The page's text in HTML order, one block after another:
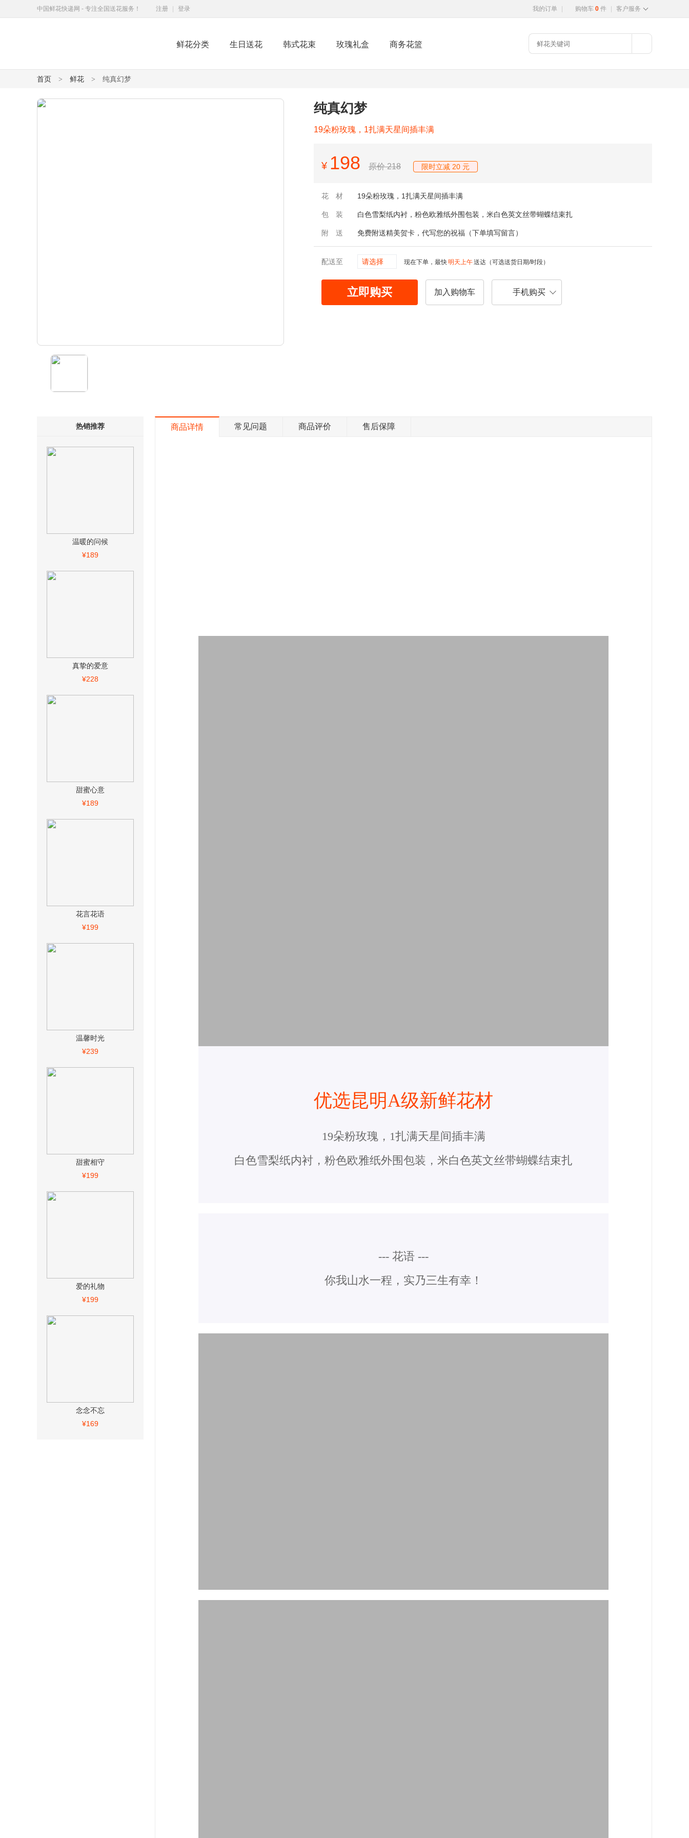
中国鲜花快递网 - 专注全国送花服务！ 注册 登录 我的订单 购物车 0 件 客户服务
鲜花分类 生日送花 韩式花束 玫瑰礼盒 商务花篮
首页 > 鲜花 > 纯真幻梦
纯真幻梦
19朵粉玫瑰，1扎满天星间插丰满
¥ 198 原价 218 限时立减 20 元
花材 19朵粉玫瑰，1扎满天星间插丰满
包装 白色雪梨纸内衬，粉色欧雅纸外围包装，米白色英文丝带蝴蝶结束扎
附送 免费附送精美贺卡，代写您的祝福（下单填写留言）
配送至 请选择 现在下单，最快明天上午送达（可选送货日期/时段）
立即购买 加入购物车 手机购买
热销推荐
温暖的问候
¥189
真挚的爱意
¥228
甜蜜心意
¥189
花言花语
¥199
温馨时光
¥239
甜蜜相守
¥199
爱的礼物
¥199
念念不忘
¥169
商品详情 常见问题 商品评价 售后保障
优选昆明A级新鲜花材
19朵粉玫瑰，1扎满天星间插丰满
白色雪梨纸内衬，粉色欧雅纸外围包装，米白色英文丝带蝴蝶结束扎
--- 花语 ---
你我山水一程，实乃三生有幸！